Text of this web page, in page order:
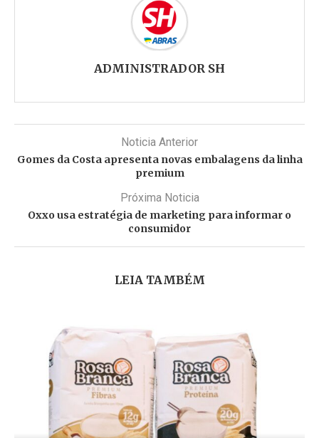
ADMINISTRADOR SH
Noticia Anterior
Gomes da Costa apresenta novas embalagens da linha
premium
Próxima Noticia
Oxxo usa estratégia de marketing para informar o
consumidor
LEIA TAMBÉM